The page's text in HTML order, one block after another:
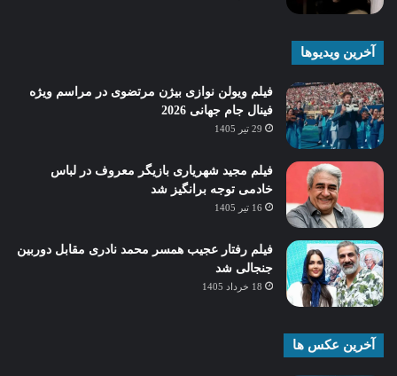
آخرین ویدیوها
فیلم ویولن نوازی بیژن مرتضوی در مراسم ویژه
فینال جام جهانی 2026
29 تیر 1405
فیلم مجید شهریاری بازیگر معروف در لباس
خادمی توجه برانگیز شد
16 تیر 1405
فیلم رفتار عجیب همسر محمد نادری مقابل دوربین
جنجالی شد
18 خرداد 1405
آخرین عکس ها